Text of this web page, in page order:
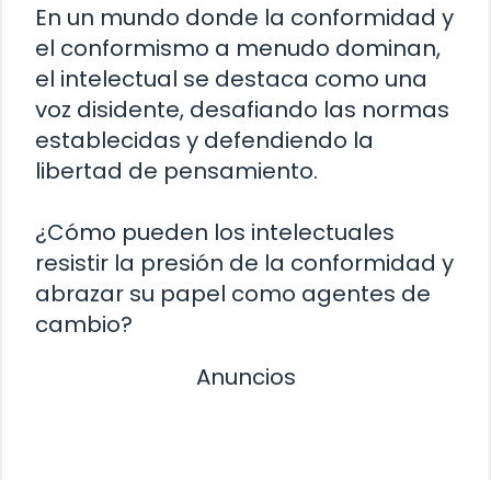
En un mundo donde la conformidad y
el conformismo a menudo dominan,
el intelectual se destaca como una
voz disidente, desafiando las normas
establecidas y defendiendo la
libertad de pensamiento.
¿Cómo pueden los intelectuales
resistir la presión de la conformidad y
abrazar su papel como agentes de
cambio?
Anuncios